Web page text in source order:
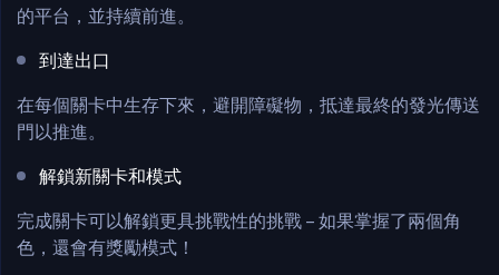
的平台，並持續前進。
到達出口
在每個關卡中生存下來，避開障礙物，抵達最終的發光傳送
門以推進。
解鎖新關卡和模式
完成關卡可以解鎖更具挑戰性的挑戰 – 如果掌握了兩個角
色，還會有獎勵模式！